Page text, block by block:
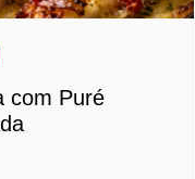
com Puré